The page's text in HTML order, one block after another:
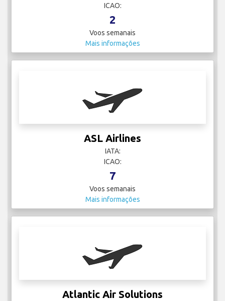
ICAO:
2
Voos semanais
Mais informações
ASL Airlines
IATA:
ICAO:
7
Voos semanais
Mais informações
Atlantic Air Solutions